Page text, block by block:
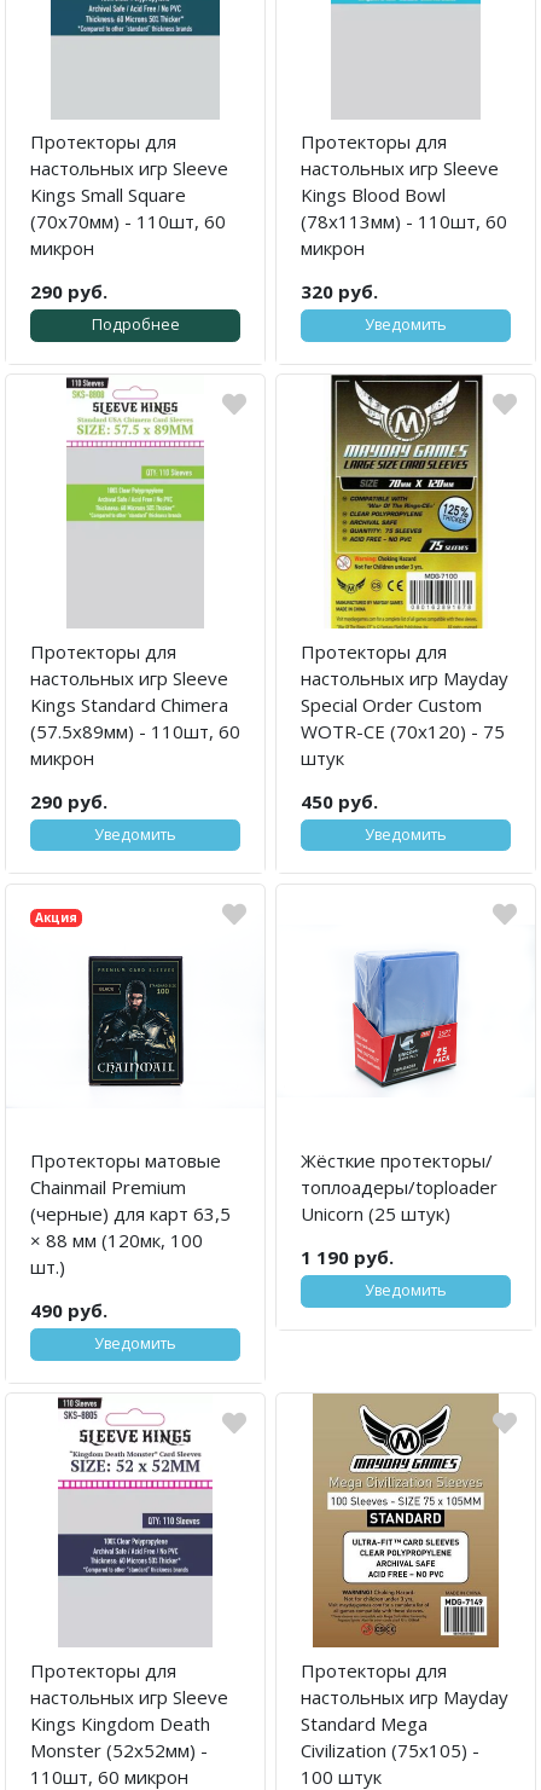
Протекторы для
настольных игр Sleeve
Kings Small Square
(70x70мм) - 110шт, 60
микрон
290 руб.
Подробнее
Протекторы для
настольных игр Sleeve
Kings Blood Bowl
(78x113мм) - 110шт, 60
микрон
320 руб.
Уведомить
Протекторы для
настольных игр Sleeve
Kings Standard Chimera
(57.5x89мм) - 110шт, 60
микрон
290 руб.
Уведомить
Протекторы для
настольных игр Mayday
Special Order Custom
WOTR-CE (70x120) - 75
штук
450 руб.
Уведомить
Акция
Протекторы матовые
Chainmail Premium
(черные) для карт 63,5
× 88 мм (120мк, 100
шт.)
490 руб.
Уведомить
Жёсткие протекторы/
топлоадеры/toploader
Unicorn (25 штук)
1 190 руб.
Уведомить
Протекторы для
настольных игр Sleeve
Kings Kingdom Death
Monster (52x52мм) -
110шт, 60 микрон
Протекторы для
настольных игр Mayday
Standard Mega
Civilization (75х105) -
100 штук